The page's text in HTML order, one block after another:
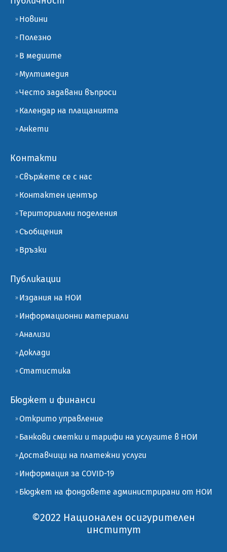
Новини
Полезно
В медиите
Мултимедия
Често задавани въпроси
Календар на плащанията
Анкети
Контакти
Свържете се с нас
Контактен център
Териториални поделения
Съобщения
Връзки
Публикации
Издания на НОИ
Информационни материали
Анализи
Доклади
Статистика
Бюджет и финанси
Открито управление
Банкови сметки и тарифи на услугите в НОИ
Доставчици на платежни услуги
Информация за COVID-19
Бюджет на фондовете администрирани от НОИ
©2022 Национален осигурителен
институт